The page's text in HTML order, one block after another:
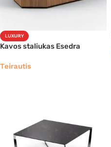
LUXURY
Kavos staliukas Esedra
Teirautis